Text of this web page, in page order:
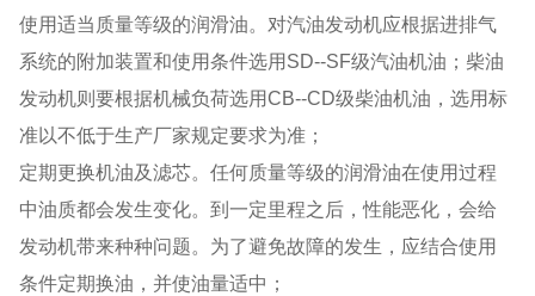
使用适当质量等级的润滑油。对汽油发动机应根据进排气
系统的附加装置和使用条件选用SD--SF级汽油机油；柴油
发动机则要根据机械负荷选用CB--CD级柴油机油，选用标
准以不低于生产厂家规定要求为准；
定期更换机油及滤芯。任何质量等级的润滑油在使用过程
中油质都会发生变化。到一定里程之后，性能恶化，会给
发动机带来种种问题。为了避免故障的发生，应结合使用
条件定期换油，并使油量适中；